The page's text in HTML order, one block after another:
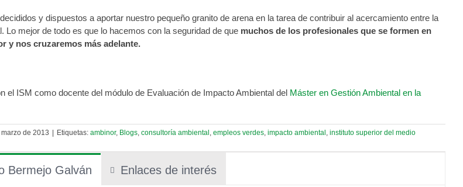
y dispuestos a aportar nuestro pequeño granito de arena en la tarea de contribuir al acercamiento entre la
Lo mejor de todo es que lo hacemos con la seguridad de que muchos de los profesionales que se formen en
y nos cruzaremos más adelante.
el ISM como docente del módulo de Evaluación de Impacto Ambiental del Máster en Gestión Ambiental en la
de 2013 Etiquetas: ambinor, Blogs, consultoría ambiental , empleos verdes, impacto ambiental , instituto superior del medio
Bermejo Galván Enlaces de interés